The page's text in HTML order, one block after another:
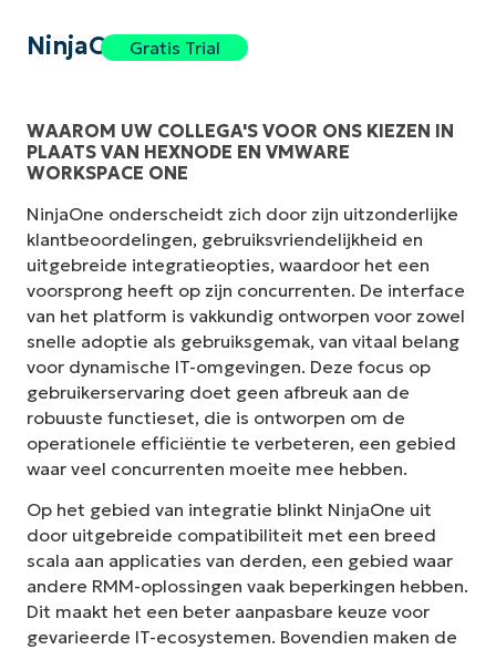
NinjaOneGratis Trial
WAAROM UW COLLEGA'S VOOR ONS KIEZEN IN
PLAATS VAN HEXNODE EN VMWARE
WORKSPACE ONE
NinjaOne onderscheidt zich door zijn uitzonderlijke
klantbeoordelingen, gebruiksvriendelijkheid en
uitgebreide integratieopties, waardoor het een
voorsprong heeft op zijn concurrenten. De interface
van het platform is vakkundig ontworpen voor zowel
snelle adoptie als gebruiksgemak, van vitaal belang
voor dynamische IT-omgevingen. Deze focus op
gebruikerservaring doet geen afbreuk aan de
robuuste functieset, die is ontworpen om de
operationele efficiëntie te verbeteren, een gebied
waar veel concurrenten moeite mee hebben.
Op het gebied van integratie blinkt NinjaOne uit
door uitgebreide compatibiliteit met een breed
scala aan applicaties van derden, een gebied waar
andere RMM-oplossingen vaak beperkingen hebben.
Dit maakt het een beter aanpasbare keuze voor
gevarieerde IT-ecosystemen. Bovendien maken de